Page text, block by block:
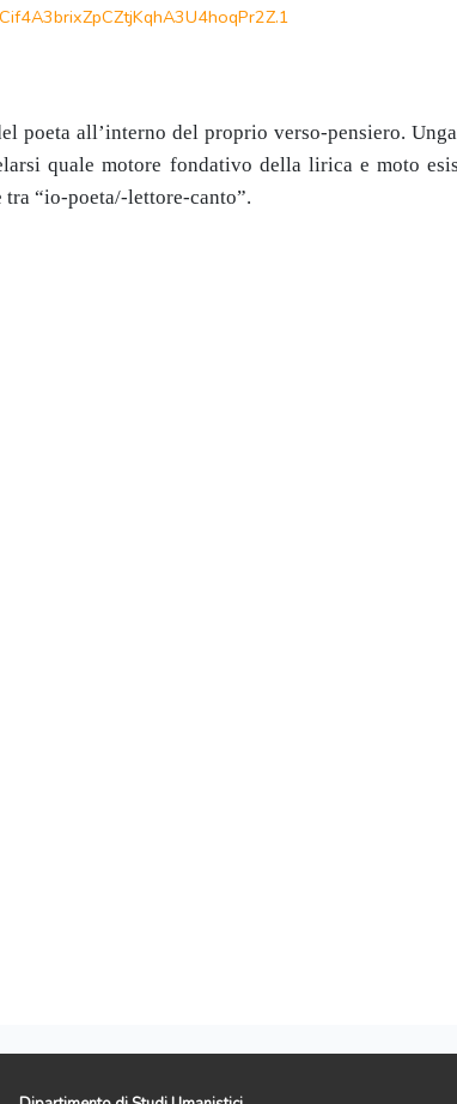
poeta all’interno del proprio verso-pensiero.
quale motore fondativo della lirica e moto
“io-poeta/-lettore-canto”.